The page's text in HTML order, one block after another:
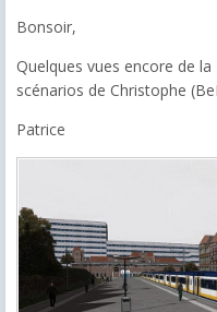
Bonsoir,
Quelques vues encore de
scénarios de Christophe
Patrice